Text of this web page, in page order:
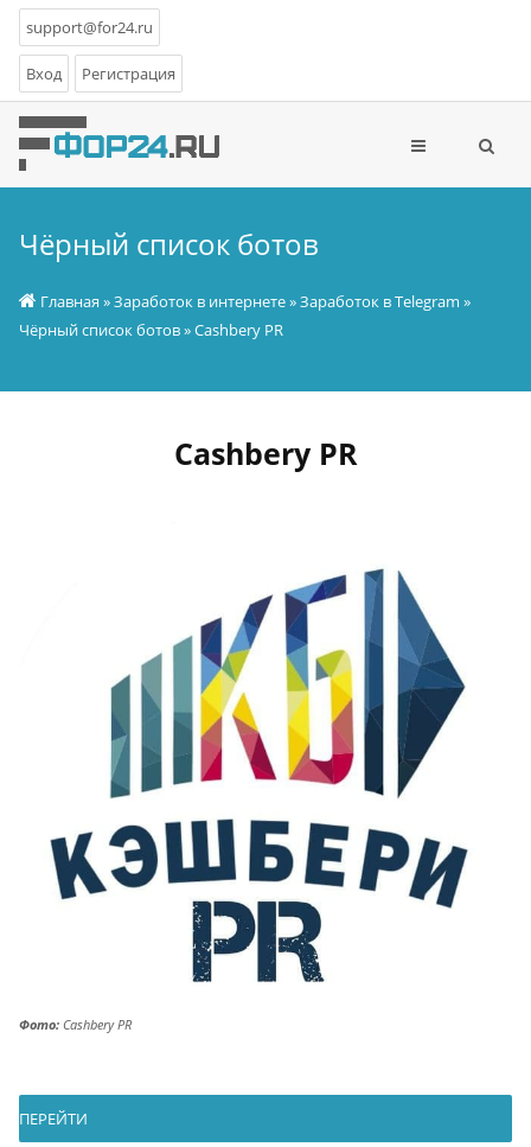
support@for24.ru
Вход Регистрация
Чёрный список ботов
Главная »Заработок в интернете»Заработок в Telegram »
Чёрный список ботов» Cashbery PR
Cashbery PR
Фото:Cashbery PR
ПЕРЕЙТИ